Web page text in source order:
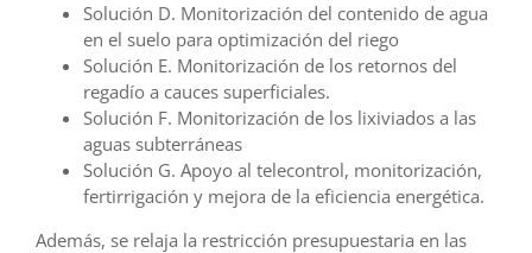
Solución D. Monitorización del contenido de agua
en el suelo para optimización del riego
Solución E. Monitorización de los retornos del
regadío a cauces superficiales.
Solución F. Monitorización de los lixiviados a las
aguas subterráneas
Solución G. Apoyo al telecontrol, monitorización,
fertirrigación y mejora de la eficiencia energética.
Además, se relaja la restricción presupuestaria en las